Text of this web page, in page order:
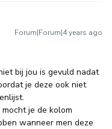
Forum|Forum|4 years ago
bij jou is gevuld nadat
je deze ook niet
je de kolom
wanneer men deze